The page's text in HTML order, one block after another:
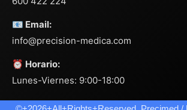
📧 Email:
info@precision-medica.com
⏰ Horario:
Lunes-Viernes: 9:00-18:00